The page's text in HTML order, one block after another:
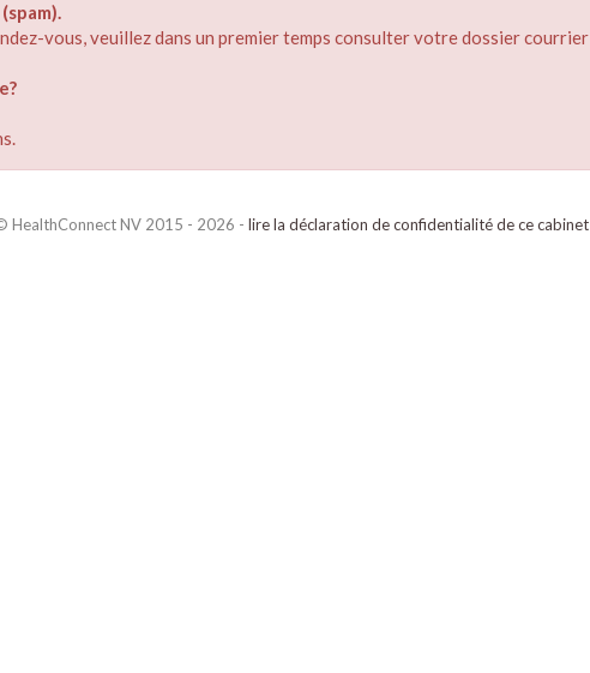
vous, veuillez dans un premier temps consulter votre dossier courrier
HealthConnect NV 2015 - 2026 - lire la déclaration de confidentialité de ce cabinet